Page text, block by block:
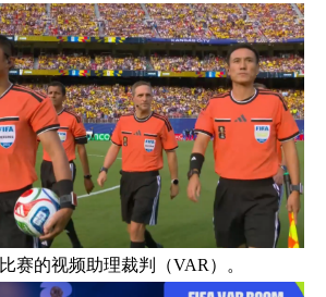
赛的视频助理裁判（VAR）。